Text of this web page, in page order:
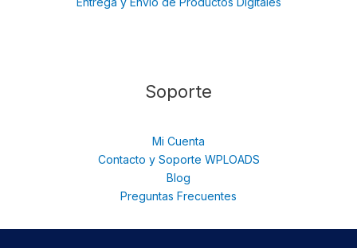
Soporte
Mi Cuenta
Contacto y Soporte WPLOADS
Blog
Preguntas Frecuentes